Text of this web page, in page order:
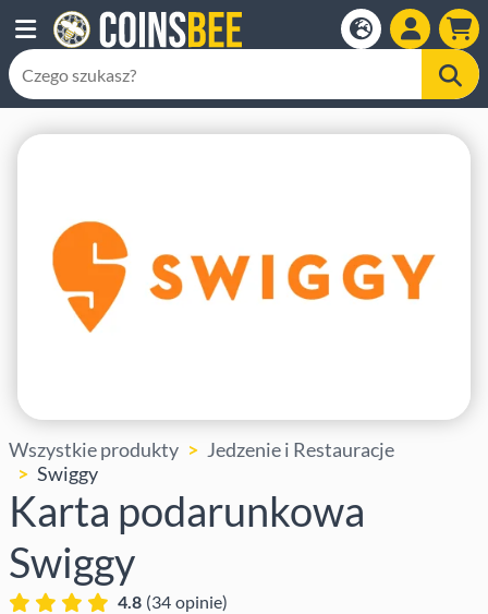
Wszystkie produkty
Jedzenie i Restauracje
Swiggy
Karta podarunkowa
Swiggy
4.8 (34 opinie)